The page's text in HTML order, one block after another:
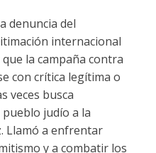
denuncia del
internacional
la campaña contra
con crítica legítima o
veces busca
judío a la
Llamó a enfrentar
y a combatir los